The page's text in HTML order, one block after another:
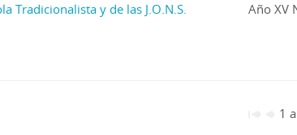
Tradicionalista y de las J.O.N.S.
Año XV
1